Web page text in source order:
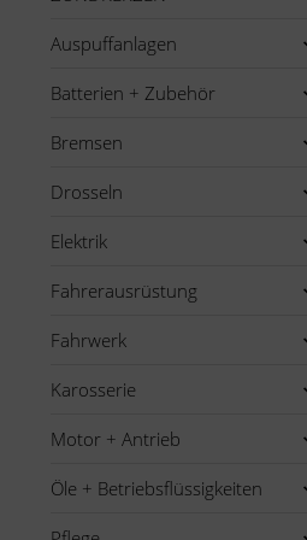
Auspuffanlagen
Batterien + Zubehör
Bremsen
Drosseln
Elektrik
Fahrerausrüstung
Fahrwerk
Karosserie
Motor + Antrieb
Öle + Betriebsflüssigkeiten